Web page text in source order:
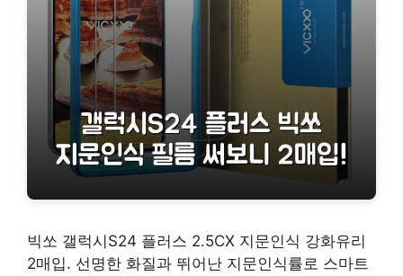
빅쏘 갤럭시S24 플러스 2.5CX 지문인식 강화유리
2매입. 선명한 화질과 뛰어난 지문인식률로 스마트